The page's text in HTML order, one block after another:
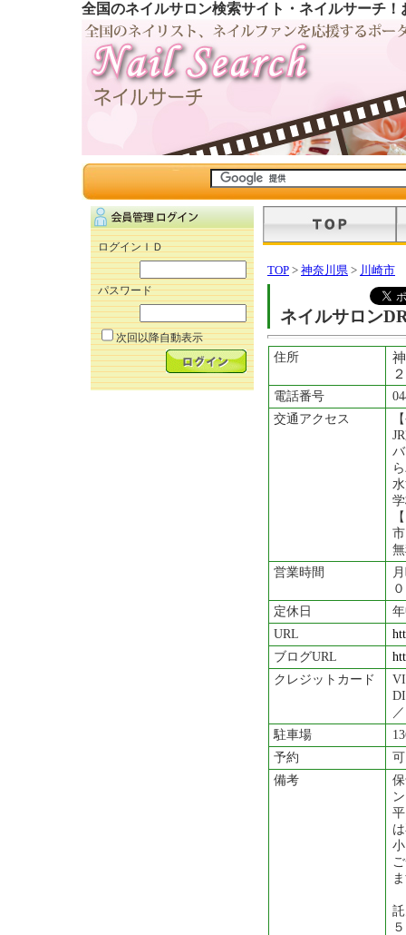
全国のネイルサロン検索サイト・ネイルサーチ
ログインＩＤ
パスワード
次回以降自動表示
TOP > 神奈川県 > 川崎市
ネイルサロン
住所
電話番号
交通アクセス
営業時間
定休日
URL
ブログURL
クレジットカード
駐車場
予約
可
備考